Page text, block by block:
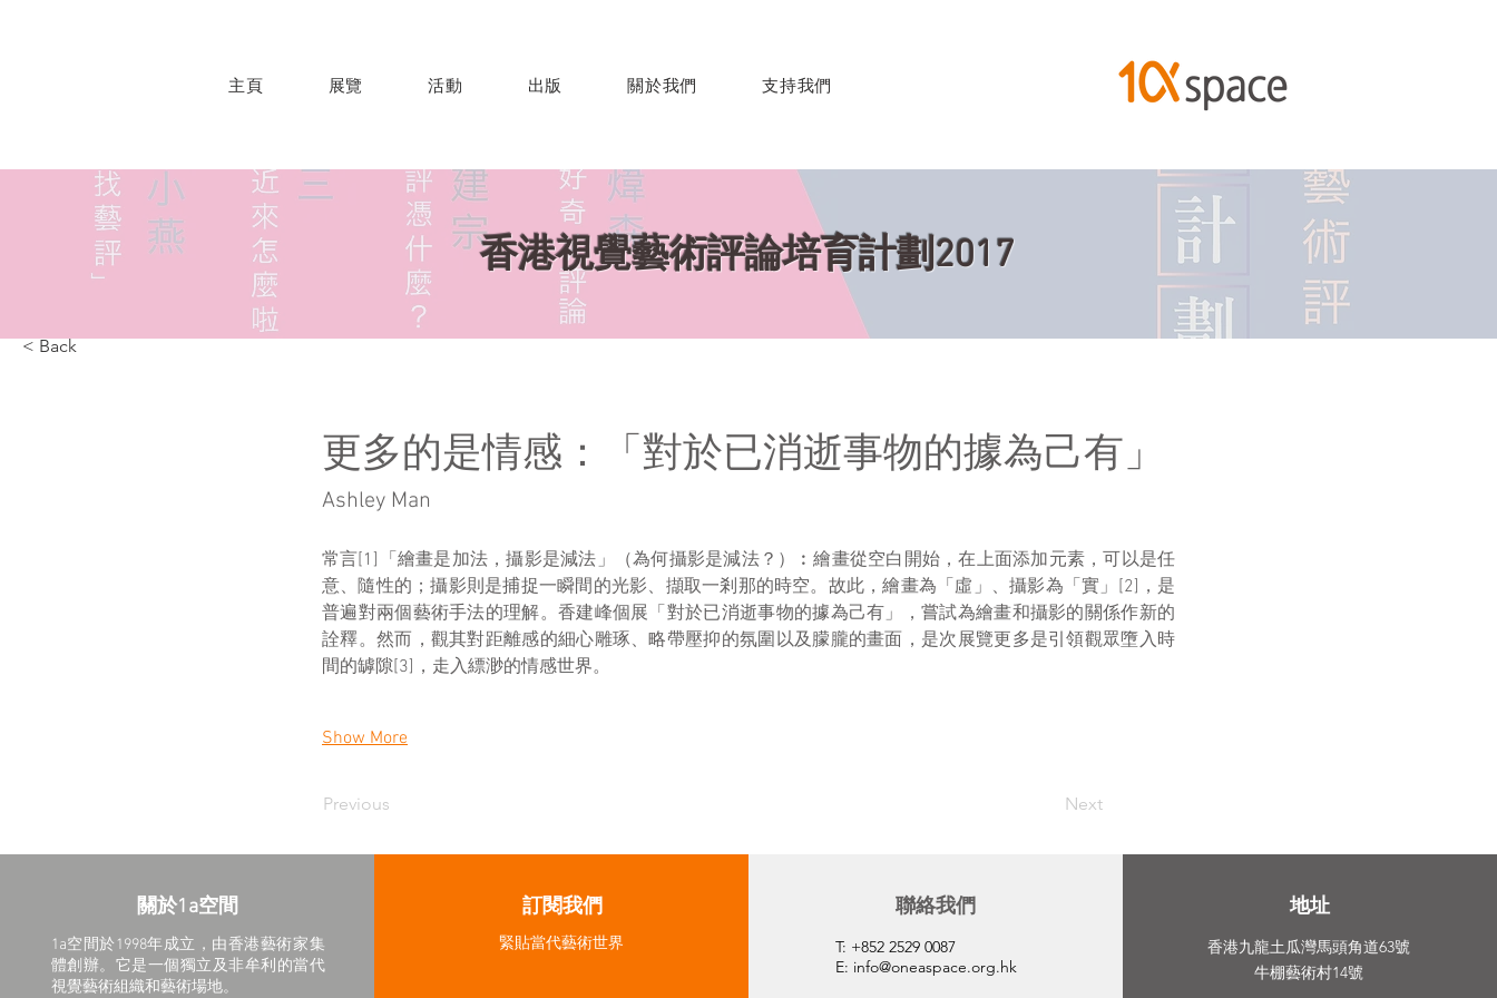
主頁 展覽 活動 出版 關於我們 支持我們
< Back
香港視覺藝術評論培育計劃2017
更多的是情感：「對於已消逝事物的據為己有」
Ashley Man
常言[1]「繪畫是加法，攝影是減法」（為何攝影是減法？）︰繪畫從空白開始，在上面添加元素，可以是任
意、隨性的；攝影則是捕捉一瞬間的光影、擷取一剎那的時空。故此，繪畫為「虛」、攝影為「實」[2]，是
普遍對兩個藝術手法的理解。香建峰個展「對於已消逝事物的據為己有」，嘗試為繪畫和攝影的關係作新的
詮釋。然而，觀其對距離感的細心雕琢、略帶壓抑的氛圍以及朦朧的畫面，是次展覽更多是引領觀眾墮入時
間的罅隙[3]，走入縹渺的情感世界。
Show More
Previous Next
關於1a空間
1a空間於1998年成立，由香港藝術家集
體創辦。它是一個獨立及非牟利的當代
視覺藝術組織和藝術場地。
​訂閱我們
緊貼當代藝術世界
聯絡我們
T: +852 2529 0087
E: info@oneaspace.org.hk
​地址
香港九龍土瓜灣馬頭角道63號
牛棚藝術村14號